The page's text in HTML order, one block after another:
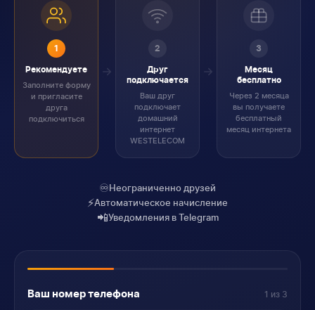
1
Рекомендуете
Заполните форму
и пригласите
друга
подключиться
2
Друг
подключается
Ваш друг
подключает
домашний
интернет
WESTELECOM
3
Месяц
бесплатно
Через 2 месяца
вы получаете
бесплатный
месяц интернета
♾️Неограниченно друзей
⚡Автоматическое начисление
📲Уведомления в Telegram
Ваш номер телефона 1 из 3